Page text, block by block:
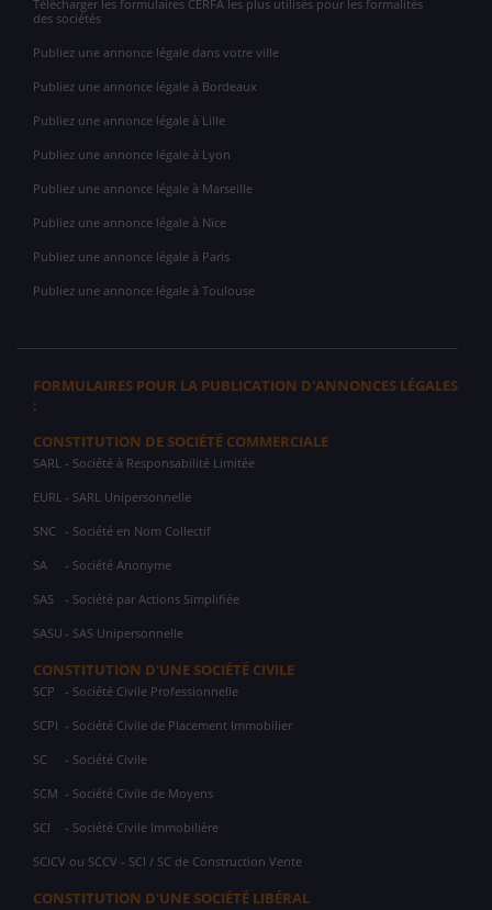
Télécharger les formulaires CERFA les plus utilisés pour les formalités
des sociétés
Publiez une annonce légale dans votre ville
Publiez une annonce légale à Bordeaux
Publiez une annonce légale à Lille
Publiez une annonce légale à Lyon
Publiez une annonce légale à Marseille
Publiez une annonce légale à Nice
Publiez une annonce légale à Paris
Publiez une annonce légale à Toulouse
FORMULAIRES POUR LA PUBLICATION D'ANNONCES LÉGALES
:
CONSTITUTION DE SOCIÉTÉ COMMERCIALE
SARL - Société à Responsabilité Limitée
EURL - SARL Unipersonnelle
SNC - Société en Nom Collectif
SA - Société Anonyme
SAS - Société par Actions Simplifiée
SASU - SAS Unipersonnelle
CONSTITUTION D'UNE SOCIÉTÉ CIVILE
SCP - Société Civile Professionnelle
SCPI - Société Civile de Placement Immobilier
SC - Société Civile
SCM - Société Civile de Moyens
SCI - Société Civile Immobilière
SCICV ou SCCV - SCI / SC de Construction Vente
CONSTITUTION D'UNE SOCIÉTÉ LIBÉRAL